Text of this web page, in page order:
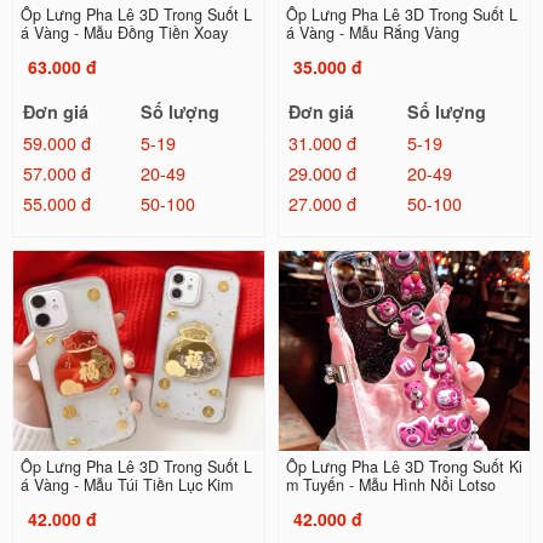
Ốp Lưng Pha Lê 3D Trong Suốt L
á Vàng - Mẫu Đồng Tiền Xoay
63.000 đ
Đơn giá
Số lượng
59.000 đ
5-19
57.000 đ
20-49
55.000 đ
50-100
Ốp Lưng Pha Lê 3D Trong Suốt L
á Vàng - Mẫu Rắng Vàng
35.000 đ
Đơn giá
Số lượng
31.000 đ
5-19
29.000 đ
20-49
27.000 đ
50-100
Ốp Lưng Pha Lê 3D Trong Suốt L
á Vàng - Mẫu Túi Tiền Lục Kim
42.000 đ
Ốp Lưng Pha Lê 3D Trong Suốt Ki
m Tuyến - Mẫu Hình Nổi Lotso
42.000 đ